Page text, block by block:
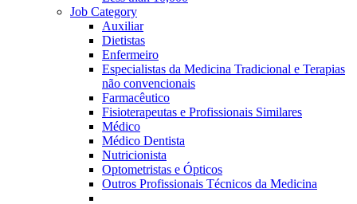
Job Category
Auxiliar
Dietistas
Enfermeiro
Especialistas da Medicina Tradicional e Terapias
não convencionais
Farmacêutico
Fisioterapeutas e Profissionais Similares
Médico
Médico Dentista
Nutricionista
Optometristas e Ópticos
Outros Profissionais Técnicos da Medicina